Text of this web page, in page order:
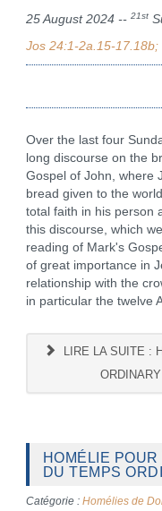
25 August 2024 -- 21st
Jos 24:1-2a.15-
Over the last four
long discourse on the
Gospel of John, where
bread given to the
total faith in his person
this discourse, which
reading of Mark's
of great importance in
relationship with the
in particular the twelve
LIRE LA SUITE :
HOMÉLIE
DU TEMPS
Catégorie : Homélies de